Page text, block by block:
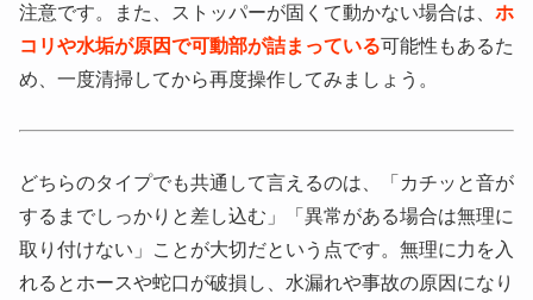
注意です。また、ストッパーが固くて動かない場合は、 ホ
コリや水垢が原因で可動部が詰まっている可能性もあるた
め、一度清掃してから再度操作してみましょう。
どちらのタイプでも共通して言えるのは、「カチッと音が
するまでしっかりと差し込む」「異常がある場合は無理に
取り付けない」ことが大切だという点です。無理に力を入
れるとホースや蛇口が破損し、水漏れや事故の原因になり